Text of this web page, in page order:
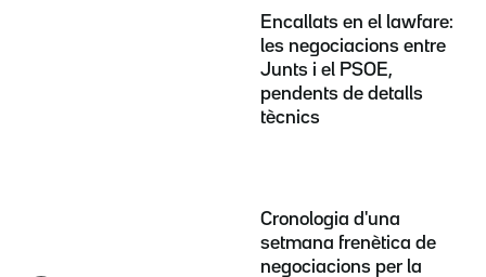
Encallats en el lawfare:
les negociacions entre
Junts i el PSOE,
pendents de detalls
tècnics
Cronologia d'una
setmana frenètica de
negociacions per la